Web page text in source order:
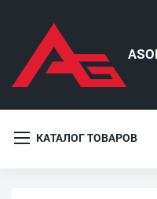
КАТАЛОГ ТОВАРОВ